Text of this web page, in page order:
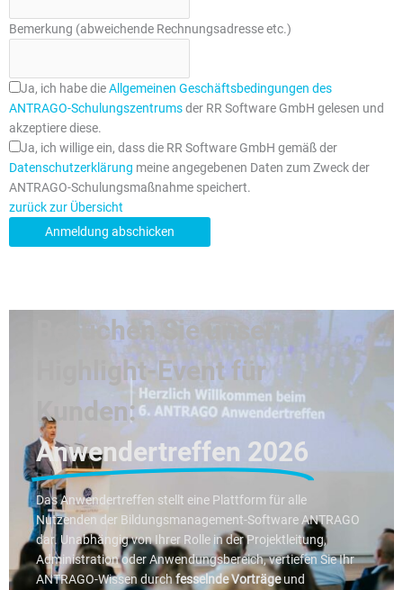
Bemerkung (abweichende Rechnungsadresse etc.)
Ja, ich habe dieAllgemeinen Geschäftsbedingungen des
ANTRAGO-Schulungszentrumsder RR Software GmbH gelesen und
akzeptiere diese.
Ja, ich willige ein, dass die RR Software GmbH gemäß der
Datenschutzerklärung meine angegebenen Daten zum Zweck der
ANTRAGO-Schulungsmaßnahme speichert.
zurück zur Übersicht
Anmeldung abschicken
Besuchen Sie unser
Highlight-Event für
Kunden:
Anwendertreffen 2026
Das Anwendertreffen stellt eine Plattform für alle
Nutzenden der Bildungsmanagement-Software ANTRAGO
dar. Unabhängig von Ihrer Rolle in der Projektleitung,
Administration oder Anwendungsbereich, vertiefen Sie Ihr
ANTRAGO-Wissen durchfesselnde Vorträgeund